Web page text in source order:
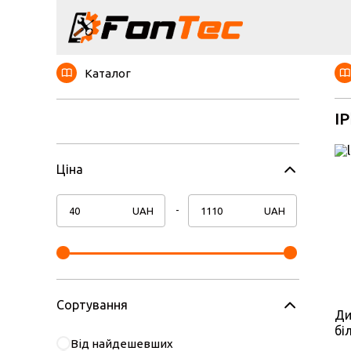
Каталог
Ціна
UAH UAH
Сортування
Від найдешевших